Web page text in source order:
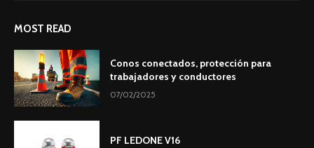
MOST READ
Conos conectados, protección para
trabajadores y conductores
07/02/2025
PF LEDONE V16